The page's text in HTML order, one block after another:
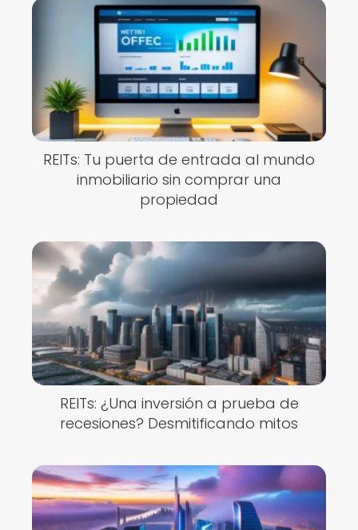
REITs: Tu puerta de entrada al mundo
inmobiliario sin comprar una
propiedad
REITs: ¿Una inversión a prueba de
recesiones? Desmitificando mitos